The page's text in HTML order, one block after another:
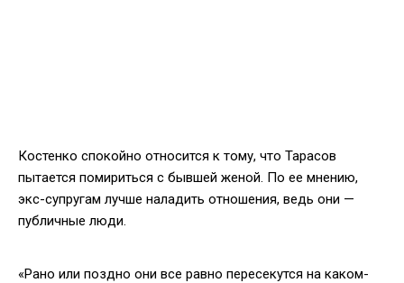
Костенко спокойно относится к тому, что Тарасов
пытается помириться с бывшей женой. По ее мнению,
экс-супругам лучше наладить отношения, ведь они —
публичные люди.
«Рано или поздно они все равно пересекутся на каком-